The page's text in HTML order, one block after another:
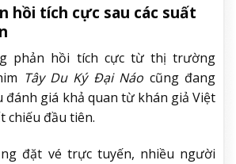
hồi tích cực sau các suất
phản hồi tích cực từ thị trường
Tây Du Ký Đại Náo cũng đang
đánh giá khả quan từ khán giả Việt
chiếu đầu tiên.
đặt vé trực tuyến, nhiều người